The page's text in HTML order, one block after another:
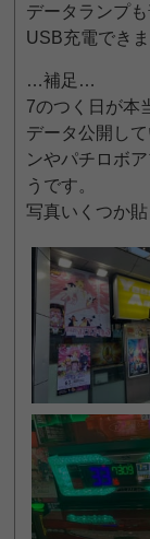
データランプも
USB充電できま
…補足…
7のつく日が本
データ公開し
ンやパチロボ
うです。
写真いくつか貼